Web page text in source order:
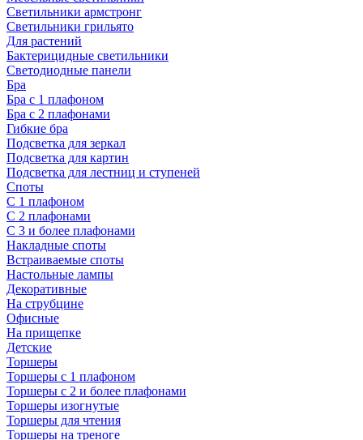
Светильники армстронг
Светильники грильято
Для растений
Бактерицидные светильники
Светодиодные панели
Бра
Бра с 1 плафоном
Бра с 2 плафонами
Гибкие бра
Подсветка для зеркал
Подсветка для картин
Подсветка для лестниц и ступеней
Споты
С 1 плафоном
С 2 плафонами
С 3 и более плафонами
Накладные споты
Встраиваемые споты
Настольные лампы
Декоративные
На струбцине
Офисные
На прищепке
Детские
Торшеры
Торшеры с 1 плафоном
Торшеры с 2 и более плафонами
Торшеры изогнутые
Торшеры для чтения
Торшеры на треноге